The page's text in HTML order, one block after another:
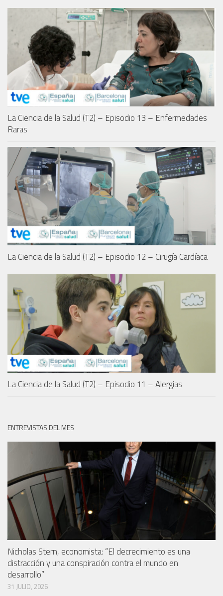
La Ciencia de la Salud (T2) – Episodio 13 – Enfermedades
Raras
La Ciencia de la Salud (T2) – Episodio 12 – Cirugía Cardíaca
La Ciencia de la Salud (T2) – Episodio 11 – Alergias
ENTREVISTAS DEL MES
Nicholas Stern, economista: “El decrecimiento es una
distracción y una conspiración contra el mundo en
desarrollo”
31 JULIO, 2026